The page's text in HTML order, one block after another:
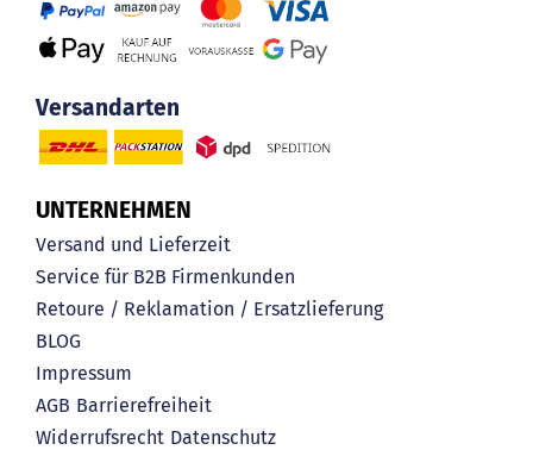
Versandarten
UNTERNEHMEN
Versand und Lieferzeit
Service für B2B Firmenkunden
Retoure / Reklamation / Ersatzlieferung
BLOG
Impressum
AGB Barrierefreiheit
Widerrufsrecht Datenschutz